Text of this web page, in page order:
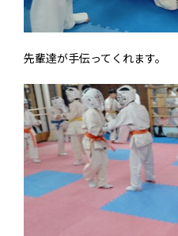
先輩達が手伝ってくれます。